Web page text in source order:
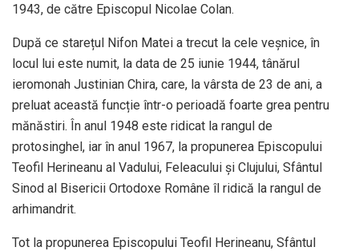
1943, de către Episcopul Nicolae Colan.
După ce starețul Nifon Matei a trecut la cele veșnice, în
locul lui este numit, la data de 25 iunie 1944, tânărul
ieromonah Justinian Chira, care, la vârsta de 23 de ani, a
preluat această funcție într-o perioadă foarte grea pentru
mănăstiri. În anul 1948 este ridicat la rangul de
protosinghel, iar în anul 1967, la propunerea Episcopului
Teofil Herineanu al Vadului, Feleacului și Clujului, Sfântul
Sinod al Bisericii Ortodoxe Române îl ridică la rangul de
arhimandrit.
Tot la propunerea Episcopului Teofil Herineanu, Sfântul